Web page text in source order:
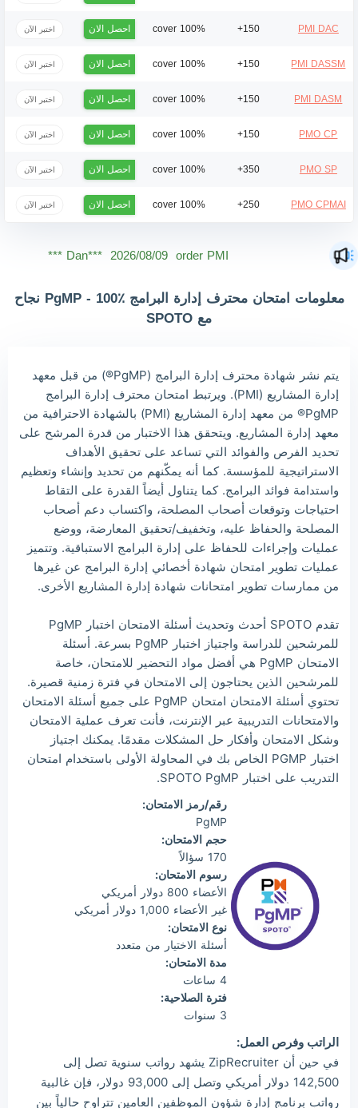
PMI DAC
150+
100% cover احصل الان اختبر الآن
PMI DASSM
150+
100% cover احصل الان اختبر الآن
PMI DASM
150+
100% cover احصل الان اختبر الآن
PMO CP
150+
100% cover احصل الان اختبر الآن
PMO SP
350+
100% cover احصل الان اختبر الآن
PMO CPMAI
250+
100% cover احصل الان اختبر الآن
Jac*** 2026/08/09 order PMI ***
Owe*** 2026/08/09 order PMI ***
2026/08/09 order PMI ***
Wil*** 2026/08/09 order PMI ***
Luc*** 2026/08/09 order PMI ***
Mas*** 2026/08/09 order PMI ***
معلومات امتحان محترف إدارة البرامج PgMP - 100٪ نجاح
مع SPOTO
يتم نشر شهادة محترف إدارة البرامج (PgMP®) من قبل معهد
إدارة المشاريع (PMI). ويرتبط امتحان محترف إدارة البرامج
PgMP® من معهد إدارة المشاريع (PMI) بالشهادة الاحترافية من
معهد إدارة المشاريع. ويتحقق هذا الاختبار من قدرة المرشح على
تحديد الفرص والفوائد التي تساعد على تحقيق الأهداف
الاستراتيجية للمؤسسة. كما أنه يمكّنهم من تحديد وإنشاء وتعظيم
واستدامة فوائد البرامج. كما يتناول أيضاً القدرة على التقاط
احتياجات وتوقعات أصحاب المصلحة، واكتساب دعم أصحاب
المصلحة والحفاظ عليه، وتخفيف/تحقيق المعارضة، ووضع
عمليات وإجراءات للحفاظ على إدارة البرامج الاستباقية. وتتميز
عمليات تطوير امتحان شهادة أخصائي إدارة البرامج عن غيرها
من ممارسات تطوير امتحانات شهادة إدارة المشاريع الأخرى.
تقدم SPOTO أحدث وتحديث أسئلة الامتحان اختبار PgMP
للمرشحين للدراسة واجتياز اختبار PgMP بسرعة. أسئلة
الامتحان PgMP هي أفضل مواد التحضير للامتحان، خاصة
للمرشحين الذين يحتاجون إلى الامتحان في فترة زمنية قصيرة.
تحتوي أسئلة الامتحان امتحان PgMP على جميع أسئلة الامتحان
والامتحانات التدريبية عبر الإنترنت، فأنت تعرف عملية الامتحان
وشكل الامتحان وأفكار حل المشكلات مقدمًا. يمكنك اجتياز
اختبار PGMP الخاص بك في المحاولة الأولى باستخدام امتحان
التدريب على اختبار SPOTO PgMP.
رقم/رمز الامتحان:
PgMP
حجم الامتحان:
170 سؤالاً
رسوم الامتحان:
الأعضاء 800 دولار أمريكي
غير الأعضاء 1,000 دولار أمريكي
نوع الامتحان:
أسئلة الاختيار من متعدد
مدة الامتحان:
4 ساعات
فترة الصلاحية:
3 سنوات
الراتب وفرص العمل:
في حين أن ZipRecruiter يشهد رواتب سنوية تصل إلى
142,500 دولار أمريكي وتصل إلى 93,000 دولار، فإن غالبية
رواتب برنامج إدارة شؤون الموظفين العامين تتراوح حالياً بين